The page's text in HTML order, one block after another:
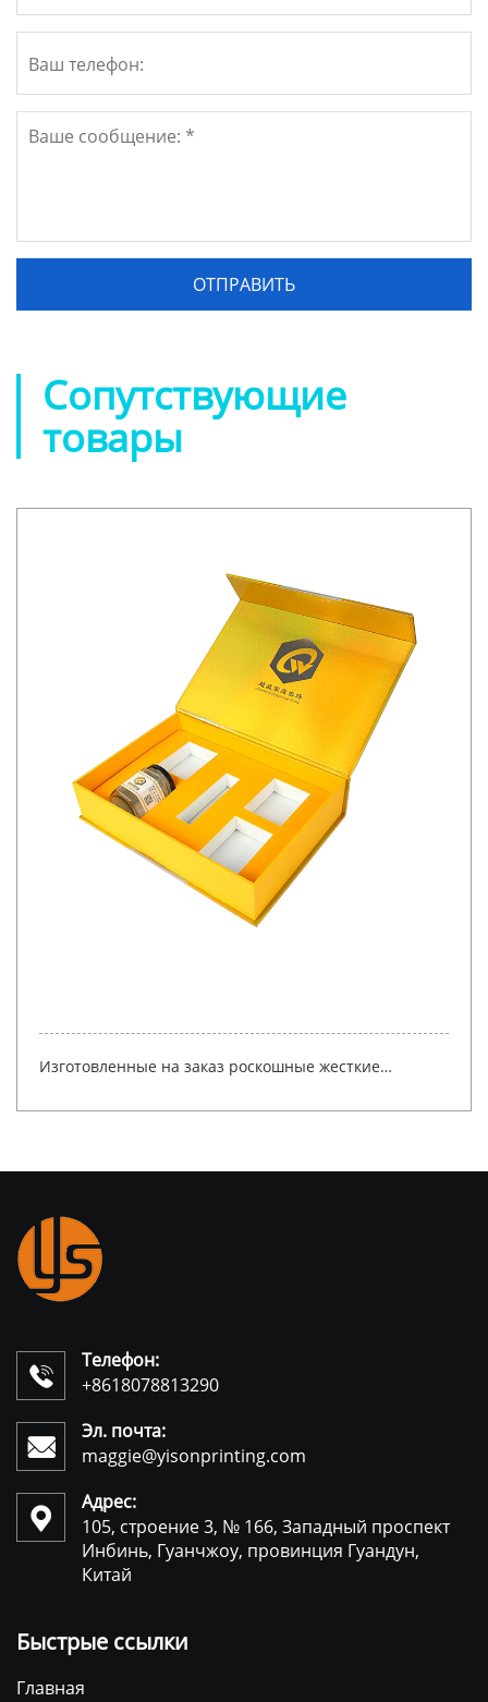
Сопутствующие
товары
Персонализированная биоразлагаемая картонная
подарочная коробка для кофе со вставкой

Телефон:
+8618078813290

Эл. почта:
maggie@yisonprinting.com

Адрес:
105, строение 3, № 166, Западный проспект
Инбинь, Гуанчжоу, провинция Гуандун,
Китай
Быстрые ссылки
Главная